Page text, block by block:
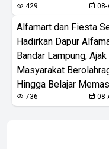
429 08-
Alfamart dan Fiesta
Hadirkan Dapur
Bandar Lampung, Ajak
Masyarakat
Hingga Belajar
736 08-